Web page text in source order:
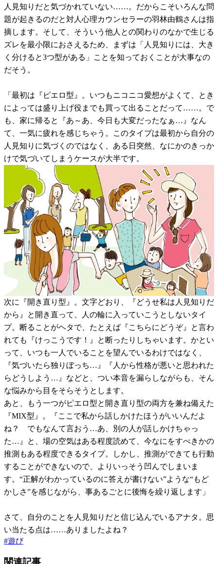
人見知りだと気づかれていない……。だからこそいろんな問
題が起きるのだと対人心理カウンセラーの羽林由鶴さんは指
摘します。そして、そういう他人との関わりのなかで生じる
ズレを最小限におさえるため、まずは「人見知りには、大き
く分けると3つ型がある」ことを知っておくことが大事なの
だそう。
「最初は『ピエロ型』。いつもニコニコ愛想がよくて、とき
によっては盛り上げ役までも買って出ることだって……。で
も、家に帰ると『あ～あ、今日も大変だったなぁ…』なん
て、一気に疲れを感じちゃう。このタイプは最初から自分の
人見知りに気づくのではなく、ある日突然、なにかのきっか
けで気づいてしまうケースが大半です。
次に『開き直り型』。文字どおり、『どうせ私は人見知りだ
から』と開き直って、人の輪に入っていこうとしないタイ
プ。断ることがヘタで、たとえば『こちらにどうぞ』と言わ
れても『けっこうです！』と断ったりしちゃいます。かとい
って、いつも一人でいることを望んでいるわけではなく、
『気づいたら独りぼっち…』『人から性格が悪いと思われた
らどうしよう…』などと、つい本音を漏らしながらも、そん
な悩みから目をそらそうとします。
あと、もう一つがピエロ型と開き直り型の両方を兼ね備えた
『MIX型』。『ここで私から話しかけたほうがいいんだよ
ね？ でもなんて言おう…あ、別の人が話しかけちゃっ
た…』と、場の空気はある程度読めて、今なにをすべきかの
推測もある程度できるタイプ。しかし、推測ができても行動
することができないので、よりいっそう凹んでしまいま
す。“正解がわかっているのに答えが書けない”ような“もど
かしさ”を感じながら、事あるごとに後悔を繰り返します」
さて、自分のことを人見知りだと信じ込んでいるアナタ。思
い当たる点は……ありましたよね？
#遊び
関連記事